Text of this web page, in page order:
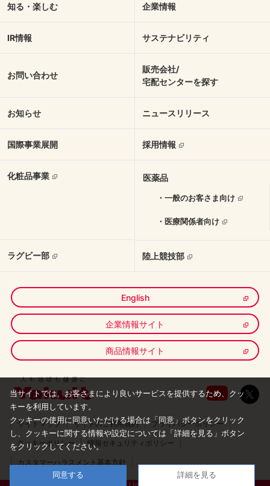
English
企業情報サイト
商品情報サイト
知る・楽しむ 企業情報
IR情報 サステナビリティ
お問い合わせ
販売会社/
宅配センターを探す
お知らせ ニュースリリース
国際事業展開 採用情報
化粧品事業 医薬品
・一般のお客さま向け
・医療関係者向け
ラグビー部 陸上競技部
サイトマップ サイトのご利用規約 プライバシーポリシー
クッキーポリシー 情報セキュリティポリシー
カスタマーハラスメント基本方針
Copyright © Yakult Honsha Co., Ltd. All Rights Reserved.Produced by
当サイトでは、お客さまにより良いサービスを提供するため、クッ
キーを利用しています。
クッキーの使用に同意いただける場合は「同意」ボタンをクリック
し、 クッキーに関する情報や設定については「詳細を見る」ボタン
をクリックしてください。
同意する 詳細を見る